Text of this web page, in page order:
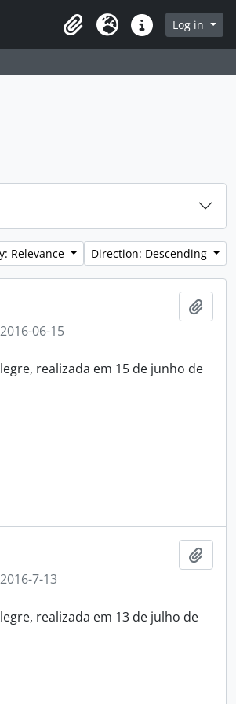
ClipboardLanguageQuick linksLog in
Relevance Direction: Descending
2016-06-15
realizada em 15 de junho de
2016-7-13
realizada em 13 de julho de